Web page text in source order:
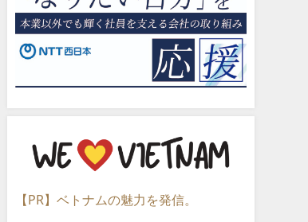
【PR】ベトナムの魅力を発信。